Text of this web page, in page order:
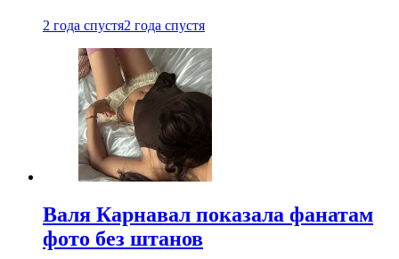
2 года спустя2 года спустя
Валя Карнавал показала фанатам
фото без штанов